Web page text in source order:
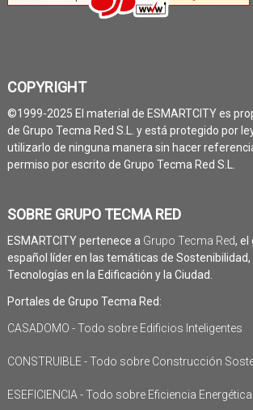
COPYRIGHT
©1999-2025 El material de ESMARTCITY es
de Grupo Tecma Red S.L. y está protegido por
utilizarlo de ninguna manera sin hacer
permiso por escrito de Grupo Tecma Red S.L.
SOBRE GRUPO TECMA RED
ESMARTCITY pertenece a Grupo Tecma Red, el
español líder en las temáticas de Sostenibilidad,
Tecnologías en la Edificación y la Ciudad.
Portales de Grupo Tecma Red:
CASADOMO - Todo sobre Edificios Inteligentes
CONSTRUIBLE - Todo sobre Construcción
ESEFICIENCIA - Todo sobre Eficiencia Energética